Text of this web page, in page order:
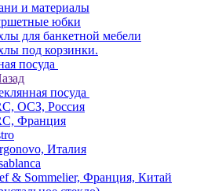
и материалы
юбки
для банкетной мебели
под корзинки.
посуда
посуда
ОСЗ, Россия
Франция
Италия
& Sommelier, Франция, Китай